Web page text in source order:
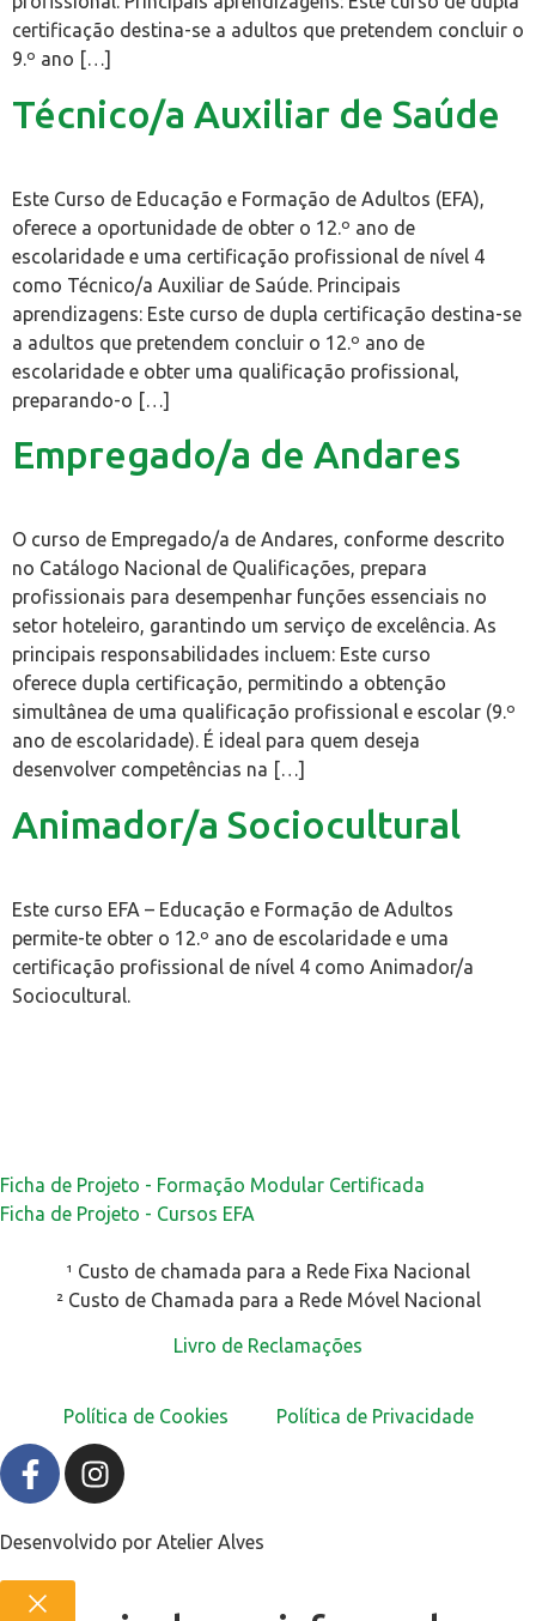
certificação destina-se a adultos que pretendem concluir o
9.º ano […]
Técnico/a Auxiliar de Saúde
Este Curso de Educação e Formação de Adultos (EFA),
oferece a oportunidade de obter o 12.º ano de
escolaridade e uma certificação profissional de nível 4
como Técnico/a Auxiliar de Saúde. Principais
aprendizagens: Este curso de dupla certificação destina-se
a adultos que pretendem concluir o 12.º ano de
escolaridade e obter uma qualificação profissional,
preparando-o […]
Empregado/a de Andares
O curso de Empregado/a de Andares, conforme descrito
no Catálogo Nacional de Qualificações, prepara
profissionais para desempenhar funções essenciais no
setor hoteleiro, garantindo um serviço de excelência. As
principais responsabilidades incluem: Este curso
oferece dupla certificação, permitindo a obtenção
simultânea de uma qualificação profissional e escolar (9.º
ano de escolaridade). É ideal para quem deseja
desenvolver competências na […]
Animador/a Sociocultural
Este curso EFA – Educação e Formação de Adultos
permite-te obter o 12.º ano de escolaridade e uma
certificação profissional de nível 4 como Animador/a
Sociocultural.
Ficha de Projeto - Formação Modular Certificada
Ficha de Projeto - Cursos EFA
¹ Custo de chamada para a Rede Fixa Nacional
² Custo de Chamada para a Rede Móvel Nacional
Livro de Reclamações
Política de Cookies Política de Privacidade
Desenvolvido por Atelier Alves